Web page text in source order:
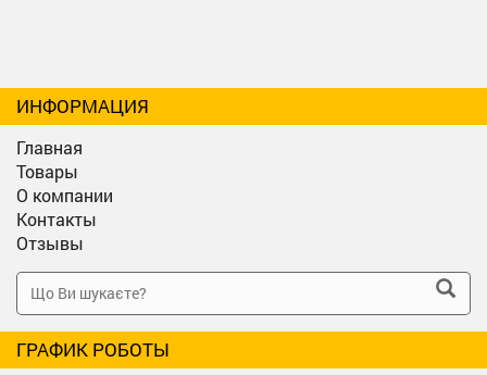
ИНФОРМАЦИЯ
Главная
Товары
О компании
Контакты
Отзывы
ГРАФИК РОБОТЫ